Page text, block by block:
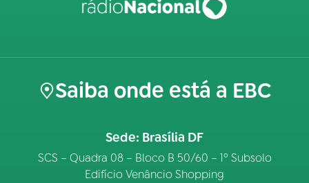
Saiba onde está a EBC
Sede: Brasília DF
SCS – Quadra 08 – Bloco B 50/60 – 1º Subsolo
Edifício Venâncio Shopping